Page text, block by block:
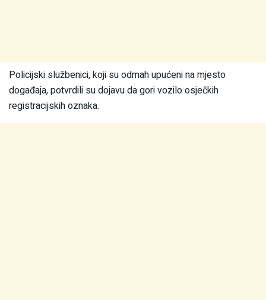
Policijski službenici, koji su odmah upućeni na mjesto
događaja, potvrdili su dojavu da gori vozilo osječkih
registracijskih oznaka.